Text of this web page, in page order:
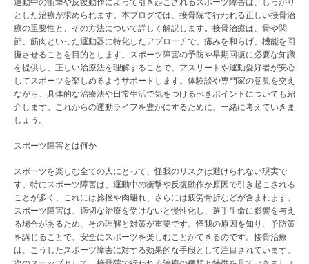
とした治療が求められます。本ブログでは、接骨院で行われる正しい接骨治
療の重要性と、その方法について詳しく解説します。接骨治療は、骨や関
節、筋肉といった運動器に特化したアプローチで、痛みを和らげ、機能を回
復させることを目的とします。スポーツ障害の予防や早期回復に必要な知識
を提供し、正しい治療法を理解することで、アスリートや運動愛好者が安心
してスポーツを楽しめるようサポートします。体験談や専門家の意見を交え
ながら、具体的な治療法や日常生活で気をつけるべきポイントについても紹
介します。これからの運動ライフを豊かにするために、一緒に考えていきま
しょう。
スポーツ障害とは何か
スポーツを楽しむ全ての人にとって、怪我のリスクは避けられない現実で
す。特にスポーツ障害は、運動中の衝撃や反復動作が原因で引き起こされる
ことが多く、これには捻挫や肉離れ、さらには疲労骨折などが含まれます。
スポーツ障害は、適切な治療を受けないと慢性化し、選手生命に影響を与え
る場合があるため、その理解と対策が重要です。怪我の原因を知り、予防策
を講じることで、安全にスポーツを楽しむことができるのです。接骨治療
は、こうしたスポーツ障害に対する効果的な手段として注目されています。